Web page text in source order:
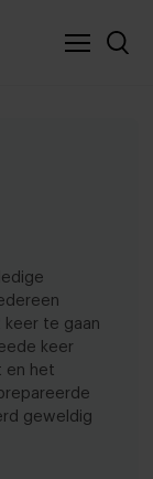
keer te gaan
keer
en het
geweldig